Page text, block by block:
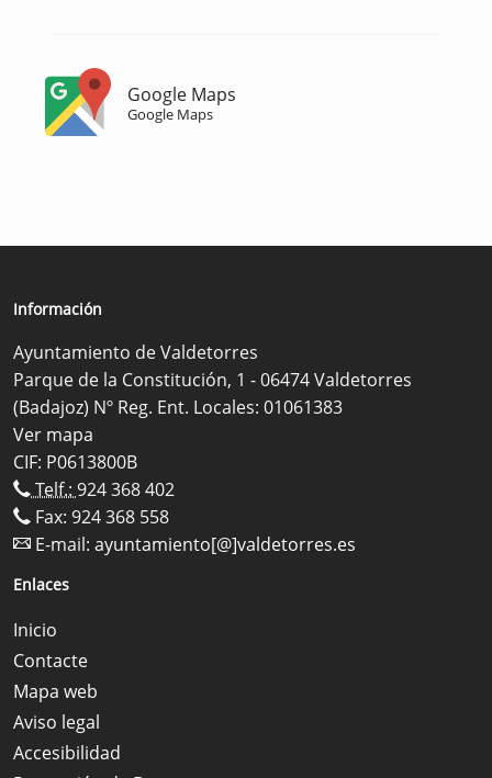
Google Maps
Google Maps
Información
Ayuntamiento de Valdetorres
Parque de la Constitución, 1 - 06474 Valdetorres
(Badajoz) Nº Reg. Ent. Locales: 01061383
Ver mapa
CIF: P0613800B
Telf.: 924 368 402
Fax: 924 368 558
E-mail: ayuntamiento[@]valdetorres.es
Enlaces
Inicio
Contacte
Mapa web
Aviso legal
Accesibilidad